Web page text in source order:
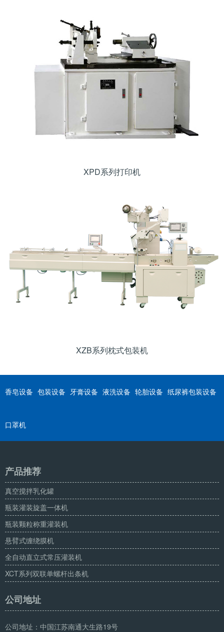
XPD系列打印机
XZB系列枕式包装机
香皂设备 包装设备 牙膏设备 液洗设备 轮胎设备 纸尿裤包装设备
口罩机
产品推荐
真空搅拌乳化罐
瓶装灌装旋盖一体机
瓶装颗粒称重灌装机
悬臂式缠绕膜机
全自动直立式常压灌装机
XCT系列双联单螺杆出条机
公司地址
公司地址：中国江苏南通大生路19号